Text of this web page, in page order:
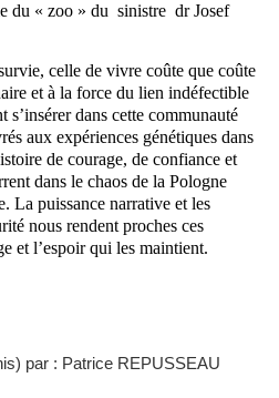
du « zoo » du sinistre dr Josef
celle de vivre coûte que coûte
et à la force du lien indéfectible
dans cette communauté
aux expériences génétiques dans
de courage, de confiance et
dans le chaos de la Pologne
La puissance narrative et les
nous rendent proches ces
et l’espoir qui les maintient.
par : Patrice REPUSSEAU